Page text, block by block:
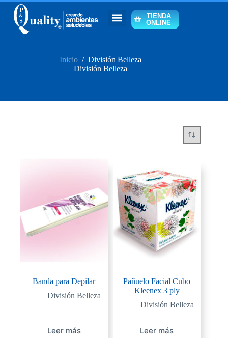
TIENDA
ONLINE
Inicio / División Belleza
División Belleza
Banda para Depilar
División Belleza
Leer más
Pañuelo Facial Cubo
Kleenex 3 ply
División Belleza
Leer más